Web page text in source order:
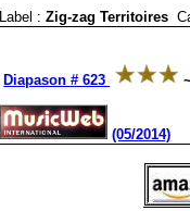
Label : Zig-zag Territoires
Diapason # 623
(05/2014)